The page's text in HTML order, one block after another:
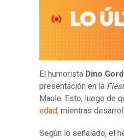
El humorista Dino
presentación en la
Maule. Esto, luego de
edad, mientras
Según lo señalado, el